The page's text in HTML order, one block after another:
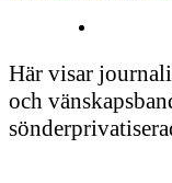
Här visar
och